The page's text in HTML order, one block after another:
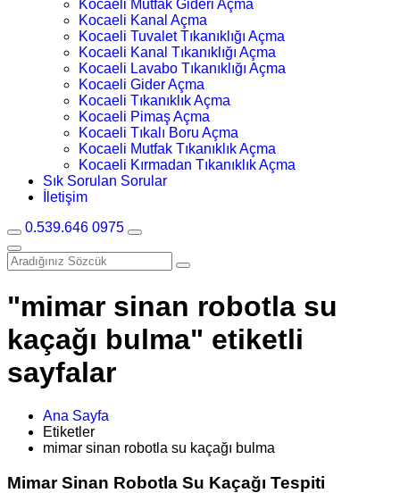
Kocaeli Mutfak Gideri Açma
Kocaeli Kanal Açma
Kocaeli Tuvalet Tıkanıklığı Açma
Kocaeli Kanal Tıkanıklığı Açma
Kocaeli Lavabo Tıkanıklığı Açma
Kocaeli Gider Açma
Kocaeli Tıkanıklık Açma
Kocaeli Pimaş Açma
Kocaeli Tıkalı Boru Açma
Kocaeli Mutfak Tıkanıklık Açma
Kocaeli Kırmadan Tıkanıklık Açma
Sık Sorulan Sorular
İletişim
0.539.646 0975
"mimar sinan robotla su
kaçağı bulma" etiketli
sayfalar
Ana Sayfa
Etiketler
mimar sinan robotla su kaçağı bulma
Mimar Sinan Robotla Su Kaçağı Tespiti